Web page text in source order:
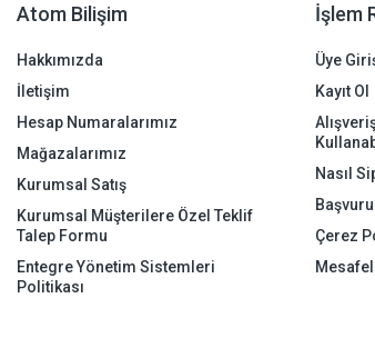
Atom Bilişim
Hakkımızda
İletişim
Hesap Numaralarımız
Mağazalarımız
Kurumsal Satış
Kurumsal Müşterilere Özel Teklif
Talep Formu
Entegre Yönetim Sistemleri
Politikası
İşlem
Üye
Kayıt Ol
Nasıl
Çerez